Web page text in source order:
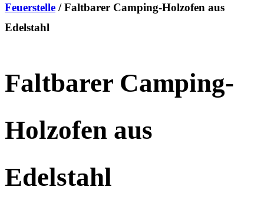
Feuerstelle / Faltbarer Camping-Holzofen aus
Edelstahl
Faltbarer Camping-
Holzofen aus
Edelstahl